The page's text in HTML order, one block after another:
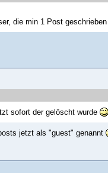
die min 1 Post
sofort der gelöscht wurde
jetzt als "guest" genannt